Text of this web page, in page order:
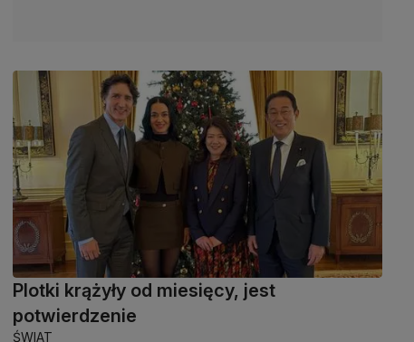
Plotki krążyły od miesięcy, jest
potwierdzenie
ŚWIAT